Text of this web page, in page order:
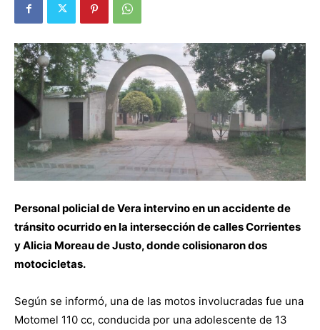
Personal policial de Vera intervino en un accidente de
tránsito ocurrido en la intersección de calles Corrientes
y Alicia Moreau de Justo, donde colisionaron dos
motocicletas.
Según se informó, una de las motos involucradas fue una
Motomel 110 cc, conducida por una adolescente de 13